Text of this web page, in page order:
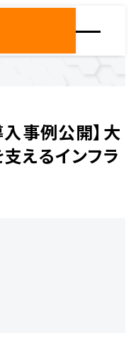
事例公開】大
えるインフラ